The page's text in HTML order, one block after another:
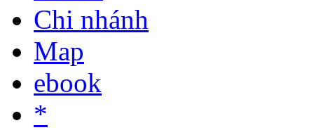
Chi nhánh
Map
ebook
*